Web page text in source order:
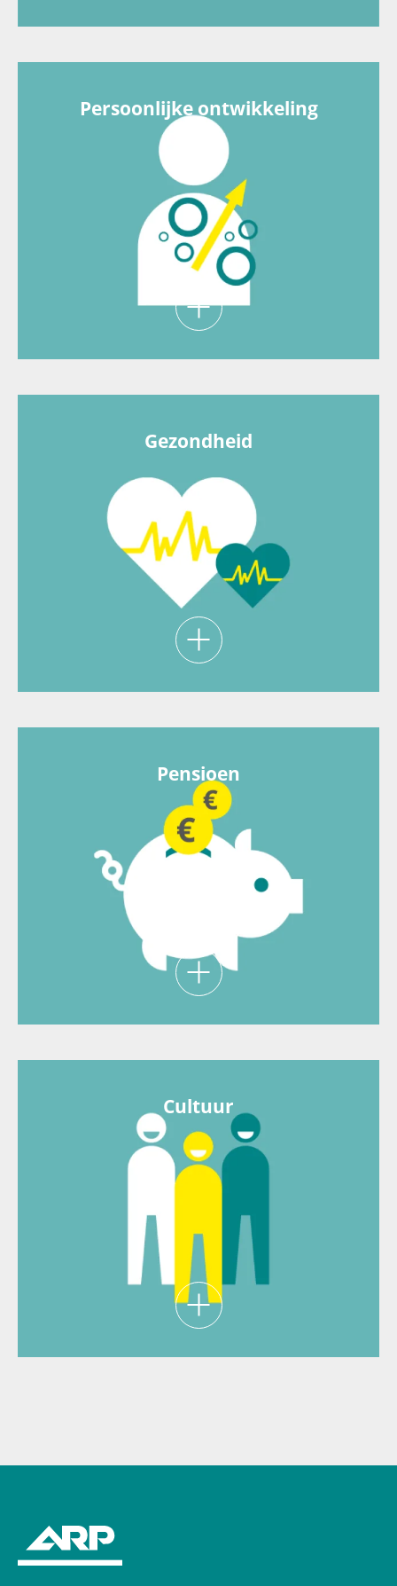
leaseauto aan.
Persoonlijke ontwikkeling
webinars, cursussen of trainingen.
Gezondheid
vergoeding voor je schermbril.
Pensioen
Cultuur